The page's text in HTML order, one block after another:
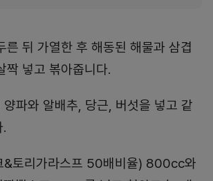
른 뒤 가열한 후 해동된 해물과 삼겹
짝 넣고 볶아줍니다.
양파와 알배추, 당근, 버섯을 넣고 같
&토리가라스프 50배비율) 800cc와